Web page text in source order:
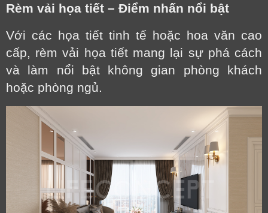
Rèm vải họa tiết – Điểm nhấn nổi bật
Với các họa tiết tinh tế hoặc hoa văn cao
cấp, rèm vải họa tiết mang lại sự phá cách
và làm nổi bật không gian phòng khách
hoặc phòng ngủ.